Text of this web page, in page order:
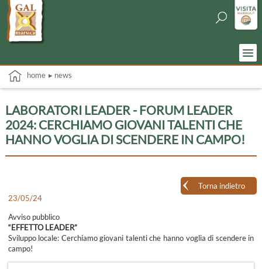
home ▸ news
LABORATORI LEADER - FORUM LEADER
2024: CERCHIAMO GIOVANI TALENTI CHE
HANNO VOGLIA DI SCENDERE IN CAMPO!
Torna indietro
23/05/24
Avviso pubblico
“EFFETTO LEADER”
Sviluppo locale: Cerchiamo giovani talenti che hanno voglia di scendere in
campo!